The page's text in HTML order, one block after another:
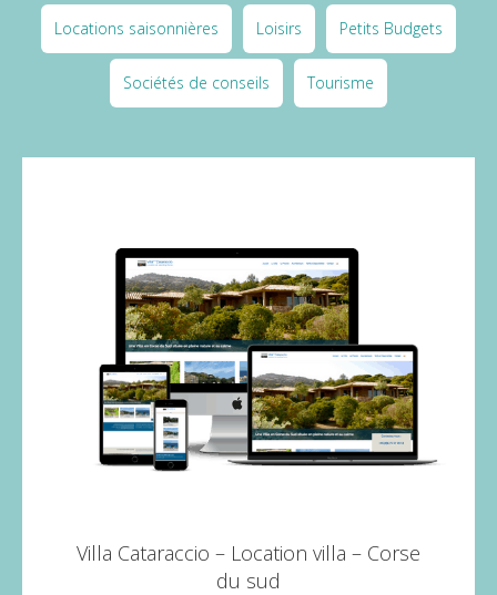
Locations saisonnières Loisirs Petits Budgets
Sociétés de conseils Tourisme
Villa Cataraccio – Location villa – Corse
du sud